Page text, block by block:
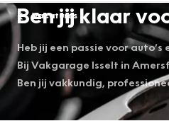
Vacatures
Ben jij klaar
Heb jij een passie voor
Bij Vakgarage Isselt in
Ben jij vakkundig,